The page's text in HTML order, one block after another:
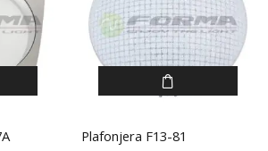
Plafonjera F13-81